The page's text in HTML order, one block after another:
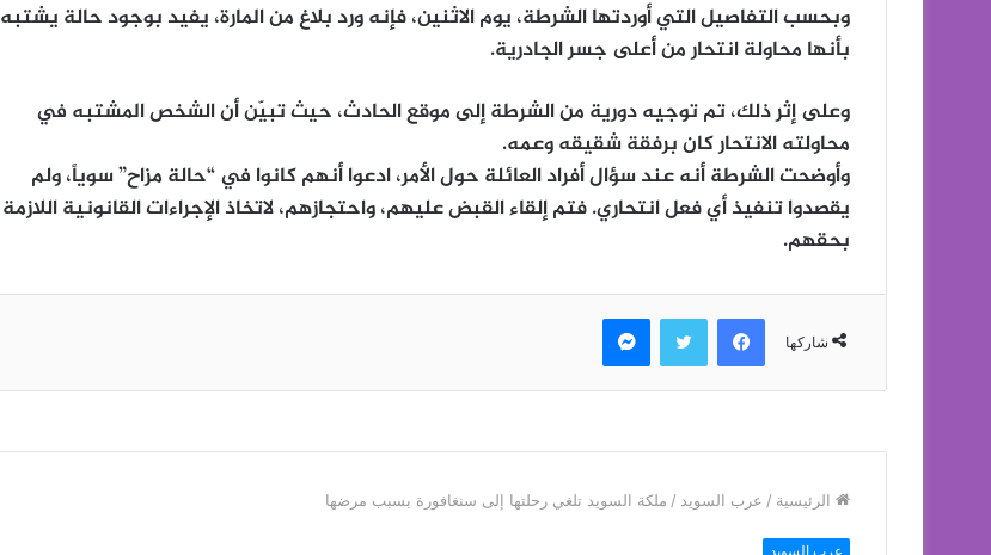
وبحسب التفاصيل التي أوردتها الشرطة، يوم الاثنين، فإنه ورد بلاغ من المارة، يفيد بوجود حالة يشتبه
بأنها محاولة انتحار من أعلى جسر الجادرية.
وعلى إثر ذلك، تم توجيه دورية من الشرطة إلى موقع الحادث، حيث تبيّن أن الشخص المشتبه في
محاولته الانتحار كان برفقة شقيقه وعمه.
وأوضحت الشرطة أنه عند سؤال أفراد العائلة حول الأمر، ادعوا أنهم كانوا في “حالة مزاح” سوياً، ولم
يقصدوا تنفيذ أي فعل انتحاري. فتم إلقاء القبض عليهم، واحتجازهم، لاتخاذ الإجراءات القانونية اللازمة
بحقهم.
شاركها
فيسبوك تويتر ماسنجر